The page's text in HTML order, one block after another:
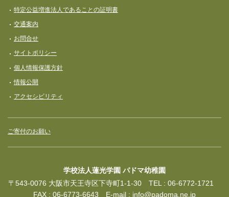
特定公益増進法人であることの証明書
交通案内
お問合せ
サイトポリシー
個人情報保護方針
情報公開
アクセシビリティ
ご寄付のお願い
学校法人蓮光学園 パドマ幼稚園
〒543-0076 大阪市天王寺区下寺町1-1-30 TEL : 06-6772-1721
FAX : 06-6773-6643 E-mail : info@padoma.ne.jp